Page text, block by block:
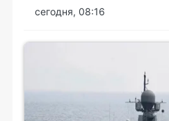
сегодня, 08:16